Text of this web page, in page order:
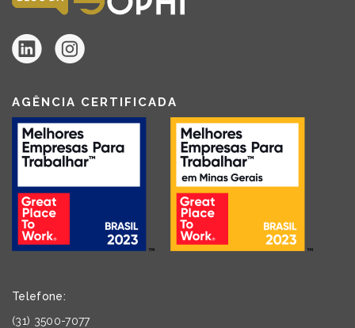
AGÊNCIA CERTIFICADA
Telefone:
(31) 3500-7077